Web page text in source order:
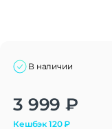
В наличии
3 999 ₽
Кешбэк120₽
Alternative: